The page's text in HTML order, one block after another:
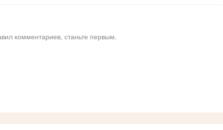
комментариев, станьте первым.